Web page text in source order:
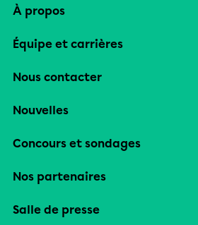
À propos
Équipe et carrières
Nous contacter
Nouvelles
Concours et sondages
Nos partenaires
Salle de presse